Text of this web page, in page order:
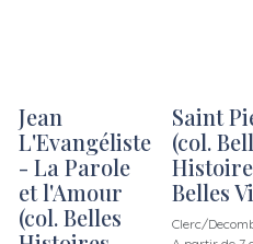
Jean
L'Evangéliste
- La Parole
et l'Amour
(col. Belles
Saint
(col.
Belles
Clerc/